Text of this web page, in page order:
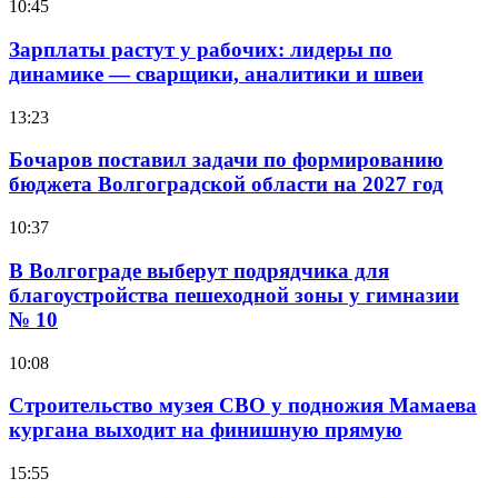
10:45
Зарплаты растут у рабочих: лидеры по
динамике — сварщики, аналитики и швеи
13:23
Бочаров поставил задачи по формированию
бюджета Волгоградской области на 2027 год
10:37
В Волгограде выберут подрядчика для
благоустройства пешеходной зоны у гимназии
№ 10
10:08
Строительство музея СВО у подножия Мамаева
кургана выходит на финишную прямую
15:55